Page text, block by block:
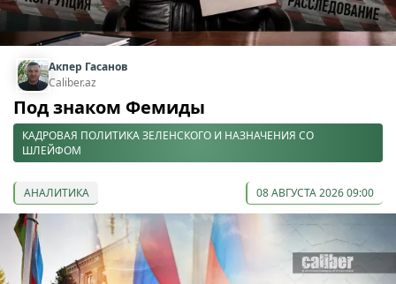
Акпер Гасанов
Caliber.az
Под знаком Фемиды
КАДРОВАЯ ПОЛИТИКА ЗЕЛЕНСКОГО И НАЗНАЧЕНИЯ СО
ШЛЕЙФОМ
АНАЛИТИКА 08 АВГУСТА 2026 09:00